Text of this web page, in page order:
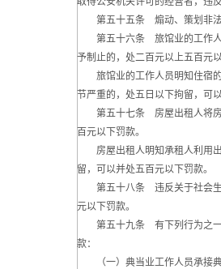
第五十五条 煽动、策划非法
第五十六条 旅馆业的工作人
予制止的，处二百元以上五百元
旅馆业的工作人员明知住宿的
节严重的，处五日以下拘留，可
第五十七条 房屋出租人将房
百元以下罚款。
房屋出租人明知承租人利用出
留，可以并处五百元以下罚款。
第五十八条 违反关于社会生
元以下罚款。
第五十九条 有下列行为之一
款：
（一）典当业工作人员承接典